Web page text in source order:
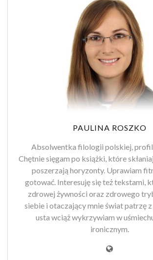
PAULINA ROSZKO
Absolwentka filologii polskiej,
Chętnie sięgam po książki, które
poszerzają horyzonty. Uprawiam
gotować. Interesuję się też tekstami,
zdrowej żywności oraz zdrowego
siebie i otaczający mnie świat patrzę z
usta wciąż wykrzywiam w
ironicznym.